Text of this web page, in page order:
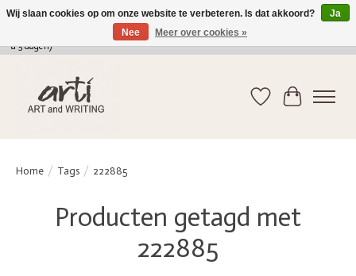
verkoop@arti-artandwriting.be/ +32 (0)471 41 82 41 / GRATIS verzending > 75 euro (2
a 5 dagen)
Verlanglijst
Home / Tags / 222885
Producten getagd met
222885
Wij slaan cookies op om onze website te verbeteren. Is dat akkoord?
Ja
Nee
Meer over cookies »